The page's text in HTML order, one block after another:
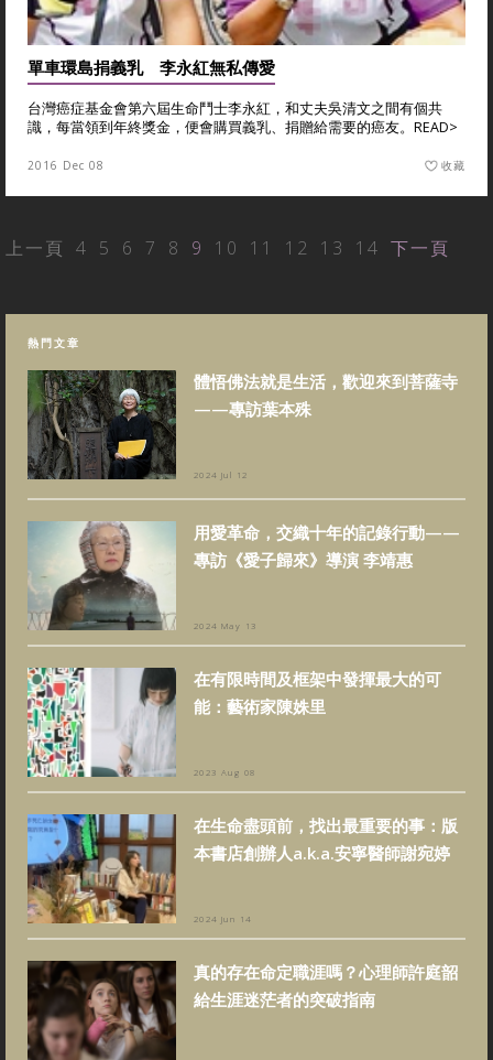
單車環島捐義乳 李永紅無私傳愛
台灣癌症基金會第六屆生命鬥士李永紅，和丈夫吳清文之間有個共
識，每當領到年終獎金，便會購買義乳、捐贈給需要的癌友。 READ>
2016 Dec 08 收藏
上一頁 4 5 6 7 8 9 10 11 12 13 14 下一頁
熱門文章
體悟佛法就是生活，歡迎來到菩薩寺
——專訪葉本殊
2024 Jul 12
用愛革命，交織十年的記錄行動——
專訪《愛子歸來》導演 李靖惠
2024 May 13
在有限時間及框架中發揮最大的可
能：藝術家陳姝里
2023 Aug 08
在生命盡頭前，找出最重要的事：版
本書店創辦人a.k.a.安寧醫師謝宛婷
2024 Jun 14
真的存在命定職涯嗎？心理師許庭韶
給生涯迷茫者的突破指南